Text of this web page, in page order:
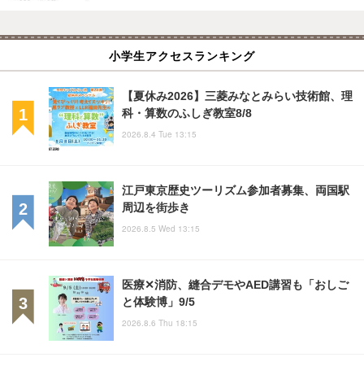
小学生アクセスランキング
【夏休み2026】三菱みなとみらい技術館、理
科・算数のふしぎ教室8/8
2026.8.4 Tue 13:15
江戸東京歴史ツーリズム参加者募集、両国駅
周辺を街歩き
2026.8.5 Wed 13:15
医療✕消防、縫合デモやAED講習も「おしご
と体験博」9/5
2026.8.6 Thu 18:15